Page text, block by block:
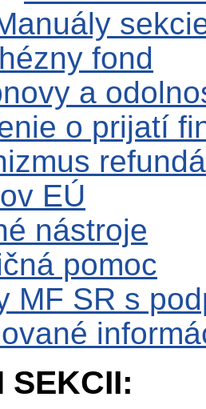
fond
a
o prijatí
EÚ
nástroje
pomoc
MF SR s
SEKCII: